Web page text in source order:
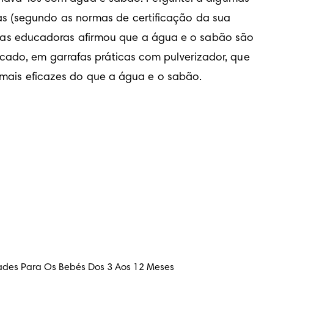
(segundo as normas de certificação da sua
educadoras afirmou que a água e o sabão são
em garrafas práticas com pulverizador, que
eficazes do que a água e o sabão.
Para Os Bebés Dos 3 Aos 12 Meses